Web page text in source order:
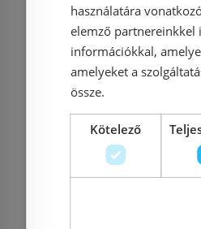
Előleg köteles
IPA két
csepegtetős
mosogatófedlap
(40x40x25 cm,
cm,
használatára
elemző partnereinkkel
információkkal,
amelyeket a
össze.
Kötelező